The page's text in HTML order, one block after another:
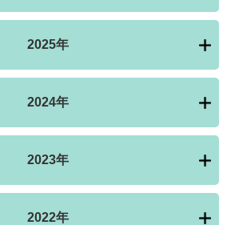
2025年
2024年
2023年
2022年